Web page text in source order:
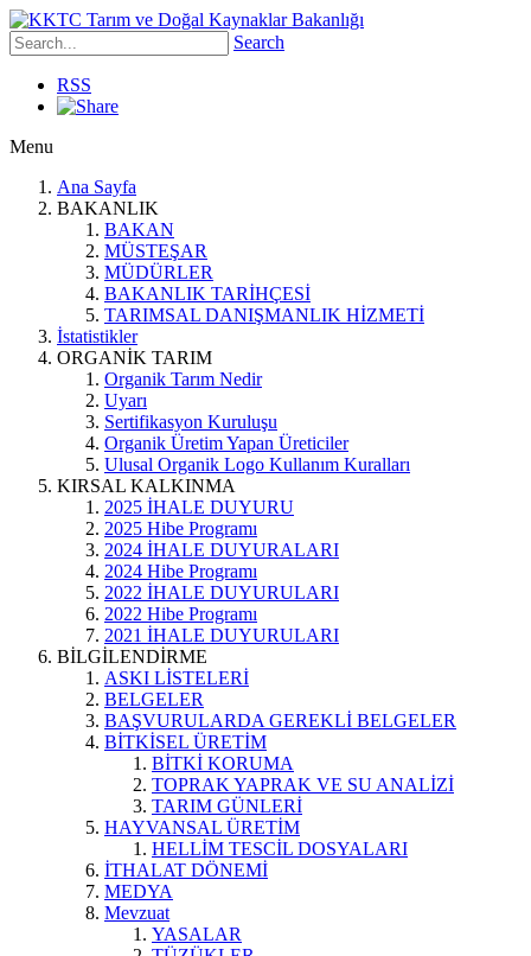
Search
RSS
Menu
Ana Sayfa
BAKANLIK
BAKAN
MÜSTEŞAR
MÜDÜRLER
BAKANLIK TARİHÇESİ
TARIMSAL DANIŞMANLIK HİZMETİ
İstatistikler
ORGANİK TARIM
Organik Tarım Nedir
Uyarı
Sertifikasyon Kuruluşu
Organik Üretim Yapan Üreticiler
Ulusal Organik Logo Kullanım Kuralları
KIRSAL KALKINMA
2025 İHALE DUYURU
2025 Hibe Programı
2024 İHALE DUYURALARI
2024 Hibe Programı
2022 İHALE DUYURULARI
2022 Hibe Programı
2021 İHALE DUYURULARI
BİLGİLENDİRME
ASKI LİSTELERİ
BELGELER
BAŞVURULARDA GEREKLİ BELGELER
BİTKİSEL ÜRETİM
BİTKİ KORUMA
TOPRAK YAPRAK VE SU ANALİZİ
TARIM GÜNLERİ
HAYVANSAL ÜRETİM
HELLİM TESCİL DOSYALARI
İTHALAT DÖNEMİ
MEDYA
Mevzuat
YASALAR